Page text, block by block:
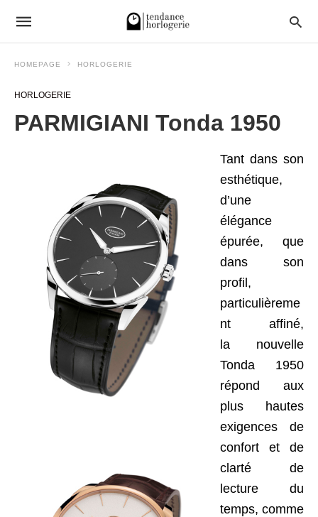
HOMEPAGE HORLOGERIE
HORLOGERIE
PARMIGIANI Tonda 1950
Tant dans son
esthétique,
d’une
élégance
épurée, que
dans son
profil,
particulièreme
nt affiné,
la nouvelle
Tonda 1950
répond aux
plus hautes
exigences de
confort et de
clarté de
lecture du
temps, comme